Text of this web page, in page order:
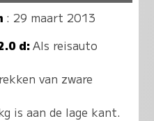
: 29 maart 2013
d:Als reisauto
van zware
is aan de lage kant.